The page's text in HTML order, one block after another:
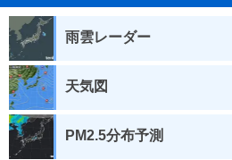
雨雲レーダー
天気図
PM2.5分布予測